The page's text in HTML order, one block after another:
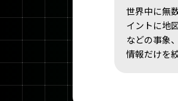
世界中に無
イントに地
などの事象
情報だけを